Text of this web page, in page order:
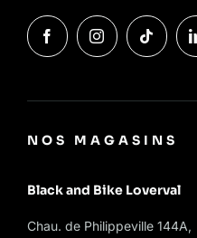
NOS MAGASINS
Black and Bike Loverval
Chau. de Philippeville 144A,